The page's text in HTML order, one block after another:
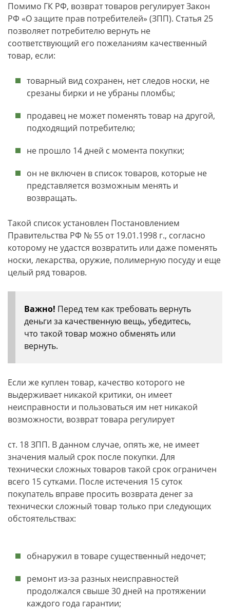
Помимо ГК РФ, возврат товаров регулирует Закон
РФ «О защите прав потребителей» (ЗПП). Статья 25
позволяет потребителю вернуть не
соответствующий его пожеланиям качественный
товар, если:
товарный вид сохранен, нет следов носки, не
срезаны бирки и не убраны пломбы;
продавец не может поменять товар на другой,
подходящий потребителю;
не прошло 14 дней с момента покупки;
он не включен в список товаров, которые не
представляется возможным менять и
возвращать.
Такой список установлен Постановлением
Правительства РФ № 55 от 19.01.1998 г., согласно
которому не удастся возвратить или даже поменять
носки, лекарства, оружие, полимерную посуду и еще
целый ряд товаров.
Важно! Перед тем как требовать вернуть
деньги за качественную вещь, убедитесь,
что такой товар можно обменять или
вернуть.
Если же куплен товар, качество которого не
выдерживает никакой критики, он имеет
неисправности и пользоваться им нет никакой
возможности, возврат товара регулирует
ст. 18 ЗПП. В данном случае, опять же, не имеет
значения малый срок после покупки. Для
технически сложных товаров такой срок ограничен
всего 15 сутками. После истечения 15 суток
покупатель вправе просить возврата денег за
технически сложный товар только при следующих
обстоятельствах:
обнаружил в товаре существенный недочет;
ремонт из-за разных неисправностей
продолжался свыше 30 дней на протяжении
каждого года гарантии;